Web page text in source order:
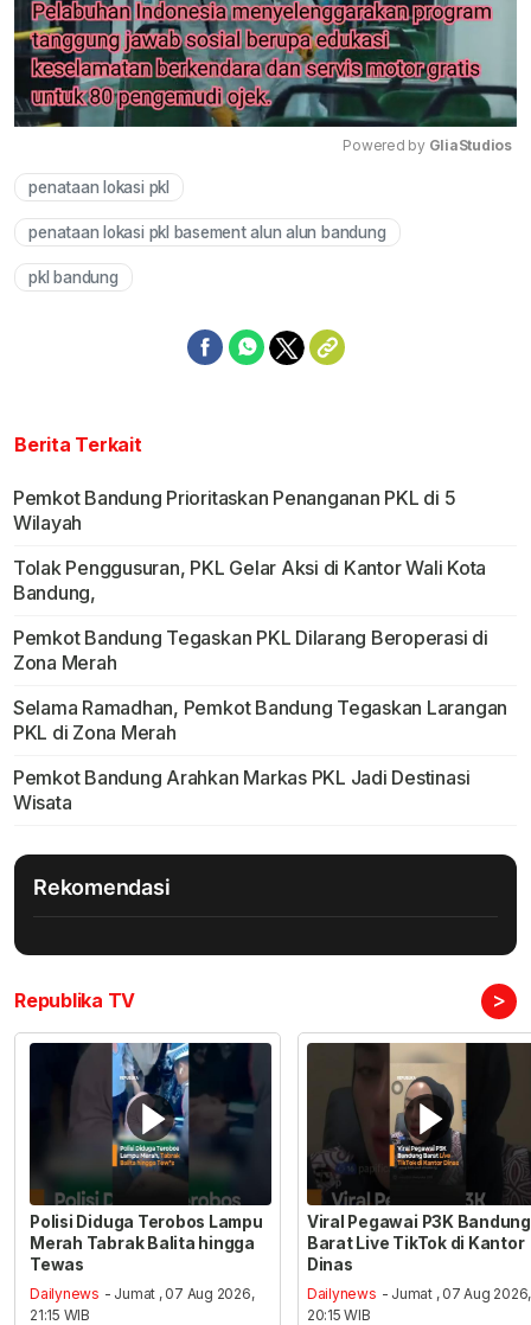
Powered by GliaStudios
penataan lokasi pkl
penataan lokasi pkl basement alun alun bandung
pkl bandung
Berita Terkait
Pemkot Bandung Prioritaskan Penanganan PKL di 5
Wilayah
Tolak Penggusuran, PKL Gelar Aksi di Kantor Wali Kota
Bandung,
Pemkot Bandung Tegaskan PKL Dilarang Beroperasi di
Zona Merah
Selama Ramadhan, Pemkot Bandung Tegaskan Larangan
PKL di Zona Merah
Pemkot Bandung Arahkan Markas PKL Jadi Destinasi
Wisata
Rekomendasi
Republika TV >
Polisi Diduga Terobos Lampu
Merah Tabrak Balita hingga
Tewas
Dailynews - Jumat , 07 Aug 2026,
21:15 WIB
Viral Pegawai P3K Bandung
Barat Live TikTok di Kantor
Dinas
Dailynews - Jumat , 07 Aug 2026,
20:15 WIB